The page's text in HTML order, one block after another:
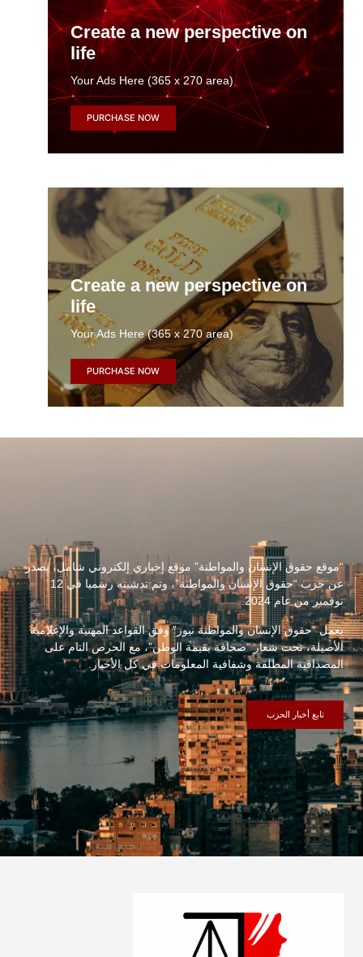
Create a new perspective on
life
Your Ads Here (365 x 270 area)
PURCHASE NOW
Create a new perspective on
life
Your Ads Here (365 x 270 area)
PURCHASE NOW
“موقع حقوق الإنسان والمواطنة” موقع إخباري إلكتروني شامل، يصدر
عن حزب “حقوق الإنسان والمواطنة”، وتم تدشينه رسميا في 12
نوفمبر من عام 2024.
يعمل “حقوق الإنسان والمواطنة نيوز” وفق القواعد المهنية والإعلامية
الأصيلة، تحت شعار “صحافة بقيمة الوطن”، مع الحرص التام على
المصداقية المطلقة وشفافية المعلومات في كل الأخبار.
تابع أخبار الحزب